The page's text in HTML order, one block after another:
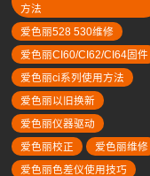
方法
爱色丽528 530维修
爱色丽CI60/CI62/CI64固件
爱色丽ci系列使用方法
爱色丽以旧换新
爱色丽仪器驱动
爱色丽校正
爱色丽维修
爱色丽色差仪使用技巧